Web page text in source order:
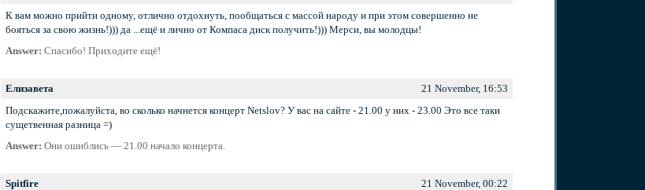
К вам можно прийти одному, отлично отдохнуть, пообщаться с массой народу и при этом совершенно не
бояться за свою жизнь!))) да ...ещё и лично от Компаса диск получить!))) Мерси, вы молодцы!
Answer: Спасибо! Приходите ещё!
Елизавета
21 November, 16:53
Подскажите,пожалуйста, во сколько начнется концерт Netslov? У вас на сайте - 21.00 у них - 23.00 Это все таки
сущетвенная разница =)
Answer: Они ошиблись — 21.00 начало концерта.
Spitfire
21 November, 00:22